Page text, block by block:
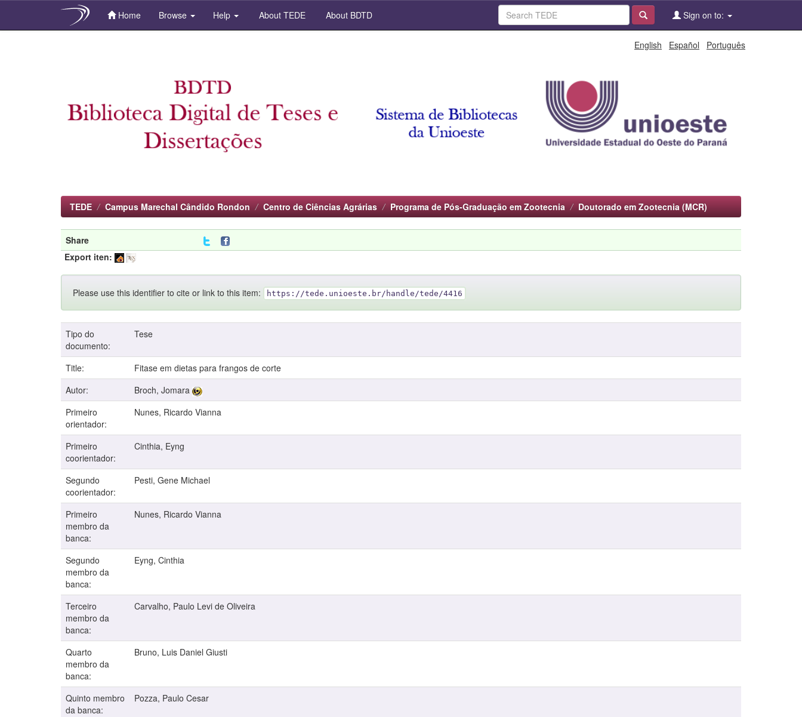
Home Browse Help About TEDE About BDTD Sign on to:
English Español Português
TEDE Campus Marechal Cândido Rondon Centro de Ciências Agrárias Programa de Pós-Graduação em Zootecnia Doutorado em Zootecnia (MCR)
Share
Export iten:
Please use this identifier to cite or link to this item: https://tede.unioeste.br/handle/tede/4416
Tipo do
documento:
Tese
Title:
Fitase em dietas para frangos de corte
Autor:
Broch, Jomara
Primeiro
orientador:
Nunes, Ricardo Vianna
Primeiro
coorientador:
Cinthia, Eyng
Segundo
coorientador:
Pesti, Gene Michael
Primeiro
membro da
banca:
Nunes, Ricardo Vianna
Segundo
membro da
banca:
Eyng, Cinthia
Terceiro
membro da
banca:
Carvalho, Paulo Levi de Oliveira
Quarto
membro da
banca:
Bruno, Luis Daniel Giusti
Quinto membro
da banca:
Pozza, Paulo Cesar